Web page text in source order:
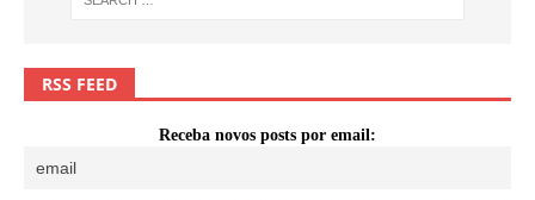
RSS FEED
Receba novos posts por email: